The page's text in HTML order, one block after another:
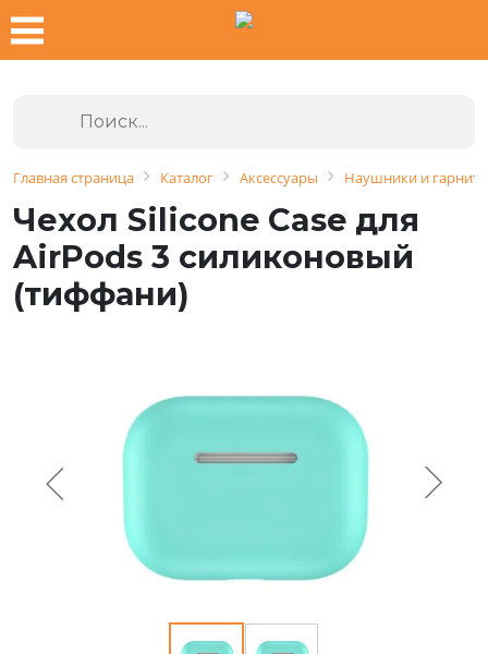
Главная страница Каталог Аксессуары Наушники и
Чехол Silicone Case для
AirPods 3 силиконовый
(тиффани)